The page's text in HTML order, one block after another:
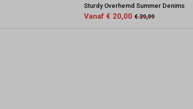
Sturdy Overhemd Summer Denims
Vanaf € 20,00 € 39,99